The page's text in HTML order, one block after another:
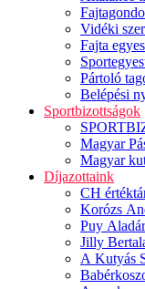
Vidéki
Fajta
Pártoló
Belépési
Sportbizottságok
Magyar
Magyar
Díjazottaink
CH
Korózs
Puy
Jilly
A Kutyás